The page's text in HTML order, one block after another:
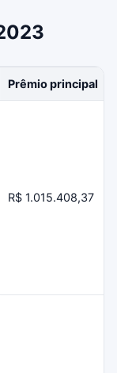
Prêmio principal
R$ 1.015.408,37